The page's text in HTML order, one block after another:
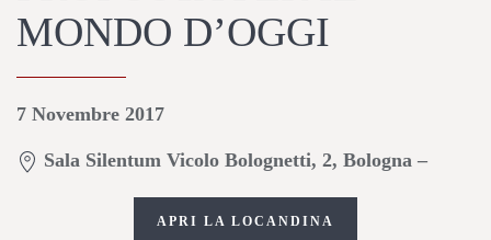
MONDO D’OGGI
7 Novembre 2017
Sala Silentum Vicolo Bolognetti, 2, Bologna –
APRI LA LOCANDINA